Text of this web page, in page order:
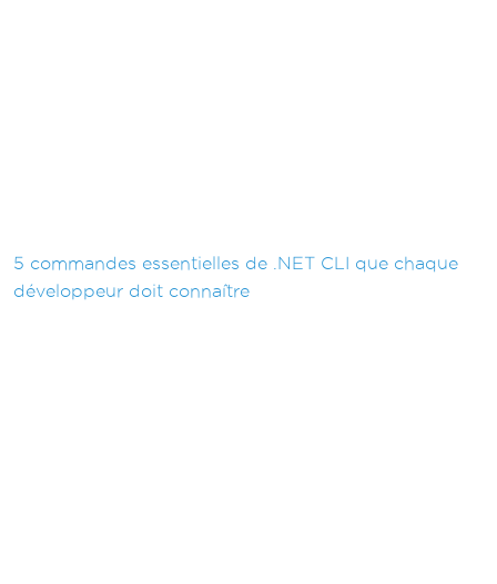
5 commandes essentielles de .NET CLI que chaque
développeur doit connaître